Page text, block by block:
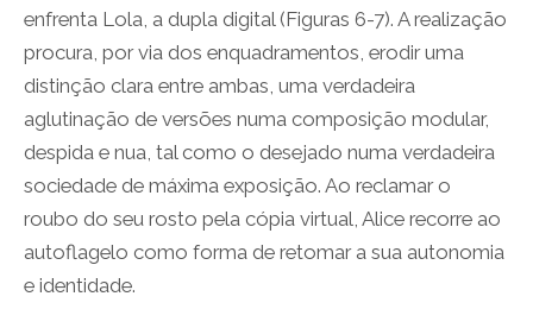
enfrenta Lola, a dupla digital (Figuras 6-7). A realização
procura, por via dos enquadramentos, erodir uma
distinção clara entre ambas, uma verdadeira
aglutinação de versões numa composição modular,
despida e nua, tal como o desejado numa verdadeira
sociedade de máxima exposição. Ao reclamar o
roubo do seu rosto pela cópia virtual, Alice recorre ao
autoflagelo como forma de retomar a sua autonomia
e identidade.